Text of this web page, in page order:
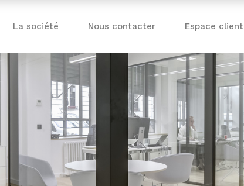
La société Nous contacter Espace client